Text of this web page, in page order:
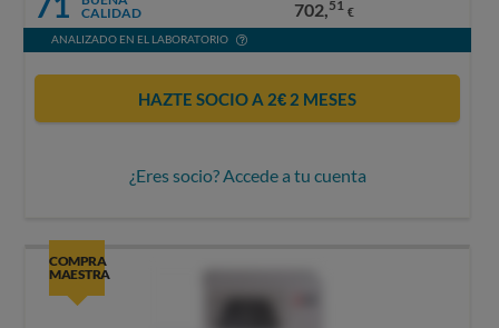
CALIDAD
702,51 €
ANALIZADO EN EL LABORATORIO
HAZTE SOCIO A 2€ 2 MESES
¿Eres socio? Accede a tu cuenta
COMPRA
MAESTRA